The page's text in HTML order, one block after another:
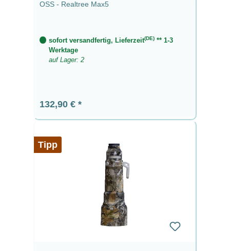
OSS - Realtree Max5
sofort versandfertig, Lieferzeit(DE)** 1-3
Werktage
auf Lager: 2
Regulärer Preis:
132,90 €
Tipp